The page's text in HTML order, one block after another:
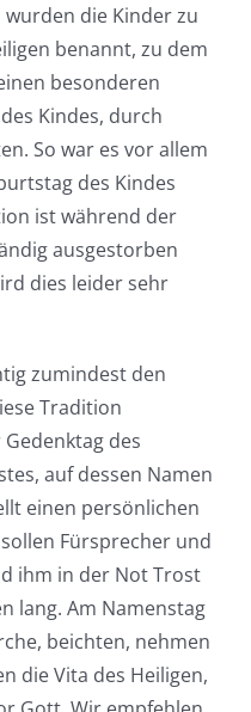
die Kinder zu
benannt, zu dem
besonderen
Kindes, durch
So war es vor allem
des Kindes
ist während der
ausgestorben
dies leider sehr
zumindest den
Tradition
des
auf dessen Namen
einen persönlichen
Fürsprecher und
ihm in der Not Trost
lang. Am Namenstag
beichten, nehmen
die Vita des Heiligen,